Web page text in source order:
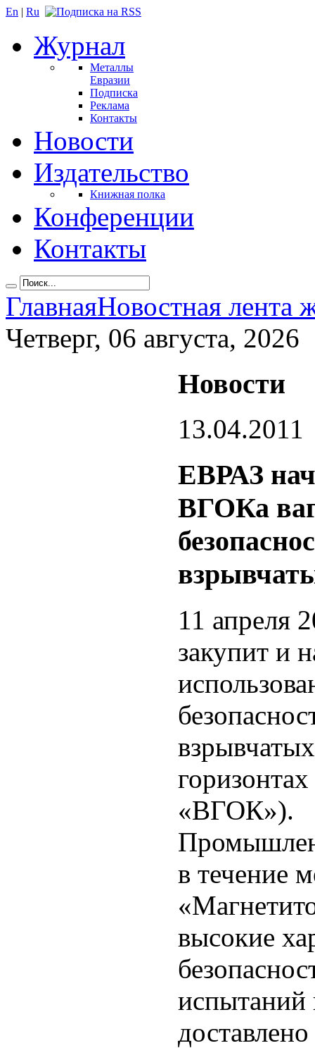
En | Ru
Журнал
Металлы
Евразии
Подписка
Реклама
Контакты
Новости
Издательство
Книжная полка
Конференции
Контакты
ГлавнаяНовостная лента
Четверг, 06 августа, 2026
Новости
13.04.2011
ЕВРАЗ
ВГОКа
11 апреля
закупит и
«ВГОК»).
в течение
высокие
испытаний